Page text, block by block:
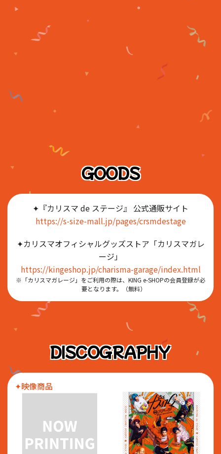
GOODS
✦『カリスマ de ステージ』 公式通販サイト
https://s-size-mall.jp/pages/crsmdestage
✦カリスマオフィシャルグッズストア「カリスマガレ
ージ」
https://kingeshop.jp/charisma-garage/index.html
※「カリスマガレージ」をご利用の際は、KING e-SHOPの会員登録が必
要となります。（無料）
DISCOGRAPHY
✦映像商品